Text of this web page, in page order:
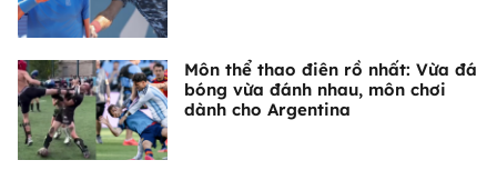
Môn thể thao điên rồ nhất: Vừa đá
bóng vừa đánh nhau, môn chơi
dành cho Argentina